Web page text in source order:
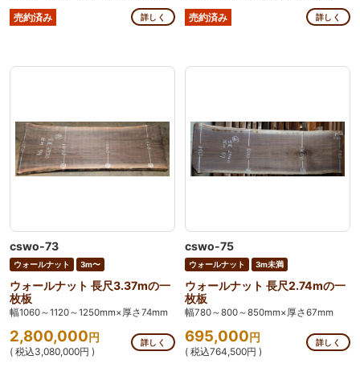
売約済み 詳しく 売約済み 詳しく
cswo-73
ウォールナット 3m〜
ウォールナット 長尺3.37mの一
枚板
幅1060～1120～1250mm×厚さ74mm
2,800,000円
( 税込3,080,000円 )
詳しく
cswo-75
ウォールナット 3m未満
ウォールナット 長尺2.74mの一
枚板
幅780～800～850mm×厚さ67mm
695,000円
( 税込764,500円 )
詳しく